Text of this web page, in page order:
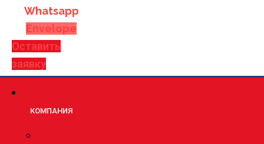
Whatsapp
Envelope
Оставить
заявку
КОМПАНИЯ